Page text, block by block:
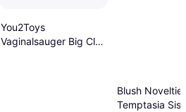
You2Toys
Vaginalsauger Big Clit
Blush
Temptasia